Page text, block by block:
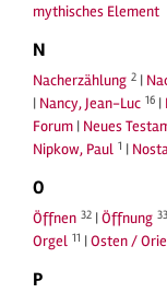
mythisches Element
N
Nacherzählung 2 |
| Nancy, Jean-Luc 16 |
Forum | Neues
Nipkow, Paul 1 |
O
Öffnen 32 |Öffnung 33
Orgel 11 |Osten /
P